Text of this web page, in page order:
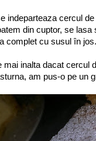
indeparteaza cercul
din cuptor, se
complet cu susul în
inalta dacat cercul
am pus-o pe un